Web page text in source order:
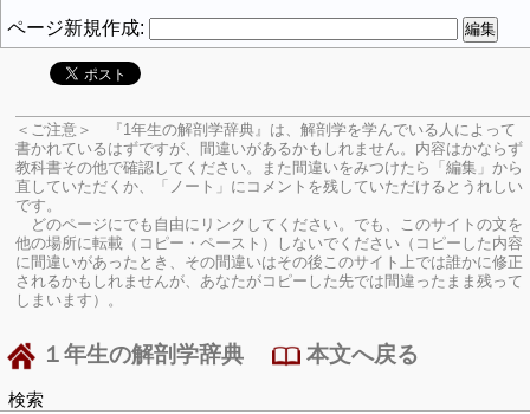
ページ新規作成:
＜ご注意＞ 『1年生の解剖学辞典』は、解剖学を学んでいる人によって
書かれているはずですが、間違いがあるかもしれません。内容はかならず
教科書その他で確認してください。
また間違いをみつけたら「編集」から
直していただくか、「ノート」にコメントを残していただけるとうれしい
です。
どのページにでも自由にリンクしてください。でも、このサイトの文を
他の場所に転載（コピー・ペースト）しないでください（コピーした内容
に間違いがあったとき、その間違いはその後このサイト上では誰かに修正
されるかもしれませんが、あなたがコピーした先では間違ったまま残って
しまいます）。
１年生の解剖学辞典 本文へ戻る
検索